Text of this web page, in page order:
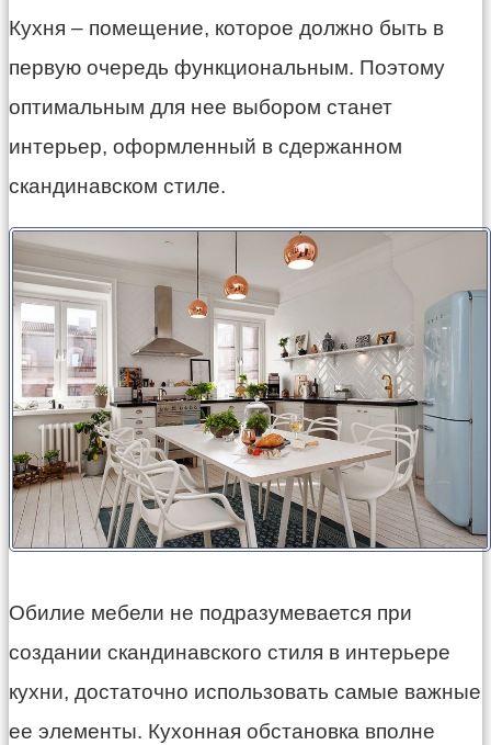
Кухня – помещение, которое должно быть в
первую очередь функциональным. Поэтому
оптимальным для нее выбором станет
интерьер, оформленный в сдержанном
скандинавском стиле.
Обилие мебели не подразумевается при
создании скандинавского стиля в интерьере
кухни, достаточно использовать самые важные
ее элементы. Кухонная обстановка вполне